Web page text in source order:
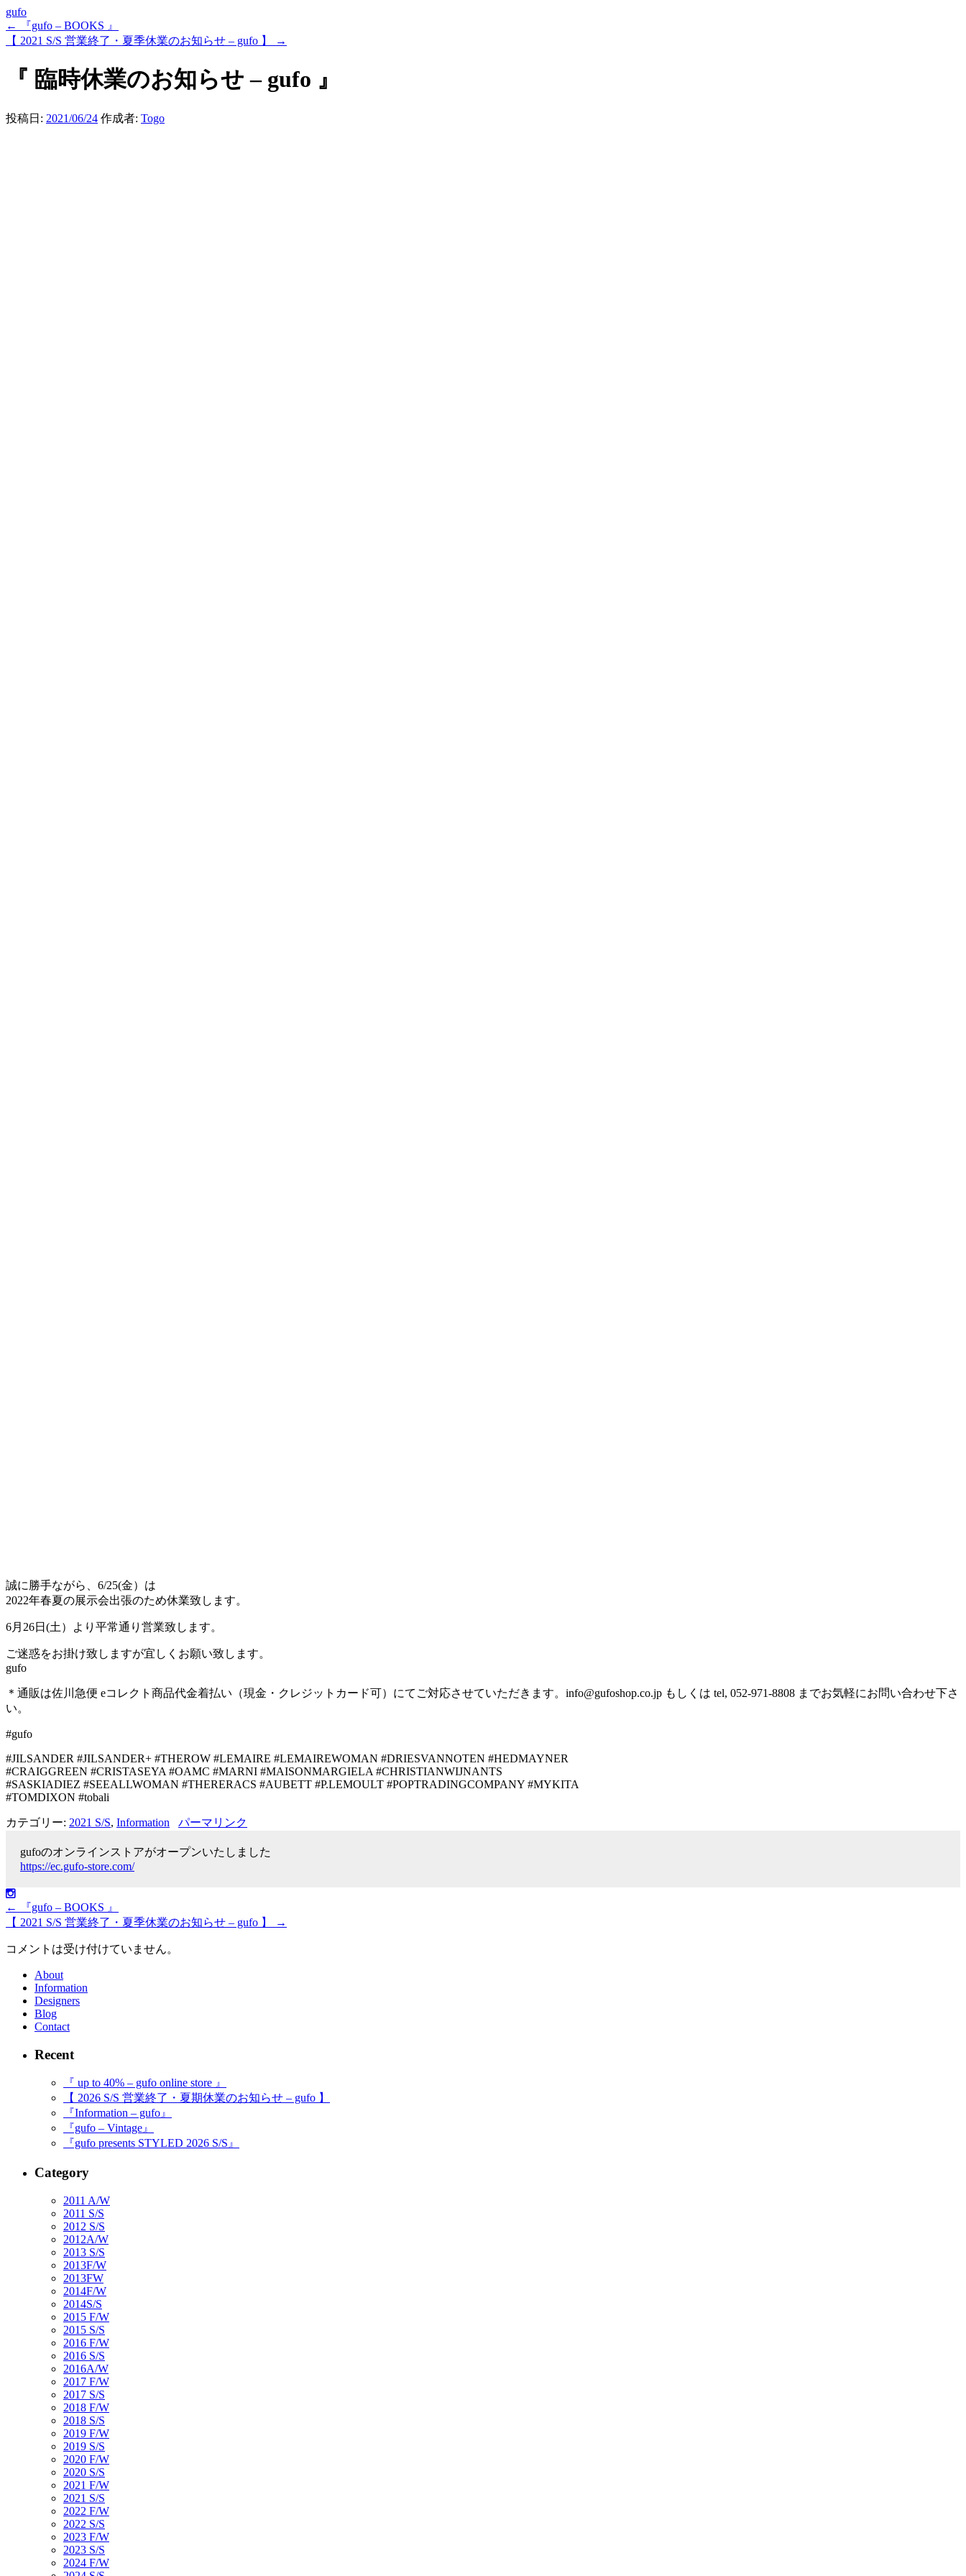
gufo
←
『gufo – BOOKS 』
【 2021 S/S 営業終了・夏季休業のお知らせ – gufo 】
→
『 臨時休業のお知らせ – gufo 』
投稿日: 2021/06/24 作成者: Togo
誠に勝手ながら、6/25(金）は
2022年春夏の展示会出張のため休業致します。
6月26日(土）より平常通り営業致します。
ご迷惑をお掛け致しますが宜しくお願い致します。
gufo
＊通販は佐川急便 eコレクト商品代金着払い（現金・クレジットカード可）にてご対応させていただきます。info@gufoshop.co.jp もしくは tel, 052-971-8808 までお気軽にお問い合わせ下さ
い。
#gufo
#JILSANDER #JILSANDER+ #THEROW #LEMAIRE #LEMAIREWOMAN #DRIESVANNOTEN #HEDMAYNER
#CRAIGGREEN #CRISTASEYA #OAMC #MARNI #MAISONMARGIELA #CHRISTIANWIJNANTS
#SASKIADIEZ #SEEALLWOMAN #THERERACS #AUBETT #P.LEMOULT #POPTRADINGCOMPANY #MYKITA
#TOMDIXON #tobali
カテゴリー: 2021 S/S, Information パーマリンク
gufoのオンラインストアがオープンいたしました
https://ec.gufo-store.com/
←
『gufo – BOOKS 』
【 2021 S/S 営業終了・夏季休業のお知らせ – gufo 】
→
コメントは受け付けていません。
About
Information
Designers
Blog
Contact
Recent
『 up to 40% – gufo online store 』
【 2026 S/S 営業終了・夏期休業のお知らせ – gufo 】
『Information – gufo』
『gufo – Vintage』
『gufo presents STYLED 2026 S/S』
Category
2011 A/W
2011 S/S
2012 S/S
2012A/W
2013 S/S
2013F/W
2013FW
2014F/W
2014S/S
2015 F/W
2015 S/S
2016 F/W
2016 S/S
2016A/W
2017 F/W
2017 S/S
2018 F/W
2018 S/S
2019 F/W
2019 S/S
2020 F/W
2020 S/S
2021 F/W
2021 S/S
2022 F/W
2022 S/S
2023 F/W
2023 S/S
2024 F/W